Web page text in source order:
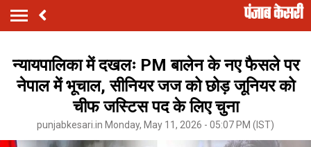
न्यायपालिका में दखलः PM बालेन के नए फैसले पर
नेपाल में भूचाल, सीनियर जज को छोड़ जूनियर को
चीफ जस्टिस पद के लिए चुना
punjabkesari.in Monday, May 11, 2026 - 05:07 PM (IST)